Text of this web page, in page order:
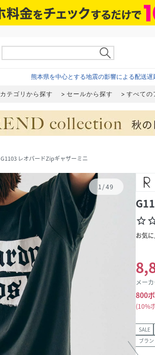
熊本県を中心とする地震の影響による配送遅
カテゴリから探す セールから探す すべての
G1103 レオパードZipギャザーミニ
1/49
star_border
お気
メー
800
10%
SALE
ブラ